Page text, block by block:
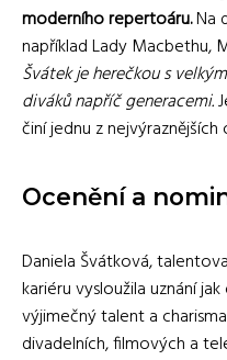
moderního repertoáru.Na
například Lady Macbethu,
Švátek je herečkou s
diváků napříč generacemi.
činí jednu z
Ocenění a
Daniela Švátková,
kariéru vysloužila uznání
výjimečný talent a
divadelních, filmových a